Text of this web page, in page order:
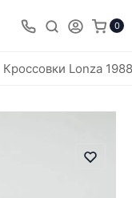
0
Кроссовки Lonza